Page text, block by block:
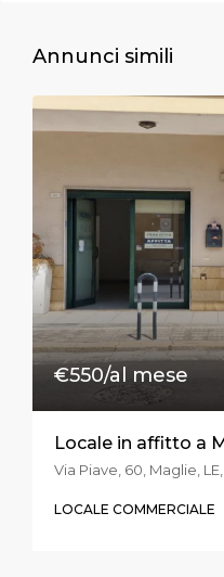
Annunci simili
€550/al mese
Locale in affitto a
Via Piave, 60, Maglie,
LOCALE COMMERCIALE